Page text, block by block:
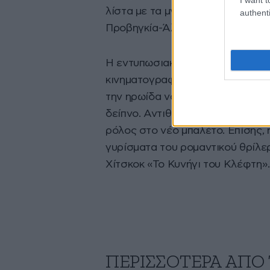
λίστα με τα μνημεία
Προβηγκία-Άλπεις-Κυανή Ακτή.
Η εντυπωσιακή
κινηματογραφικές παραγωγές
την ηρωίδα να ανεβαίνει τη
δείπνο. Αντιθέτως, εκεί θα
ρόλος στο νέο μπαλέτο. Επίσης,
γυρίσματα του ρομαντικού
Χίτσκοκ «Το Κυνήγι του Κλέφτη».
ΠΕΡΙΣΣΟΤΕΡΑ